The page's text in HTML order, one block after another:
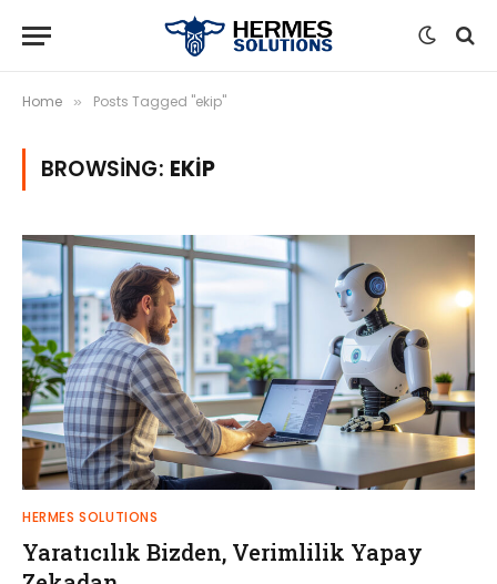
Home » Posts Tagged "ekip"
BROWSING: EKIP
HERMES SOLUTIONS
Yaratıcılık Bizden, Verimlilik Yapay